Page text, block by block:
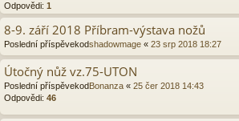
Odpovědi: 1
8-9. září 2018 Příbram-výstava nožů
Poslední příspěvekodshadowmage « 23 srp 2018 18:27
Útočný nůž vz.75-UTON
Poslední příspěvekod Bonanza « 25 čer 2018 14:43
Odpovědi: 46